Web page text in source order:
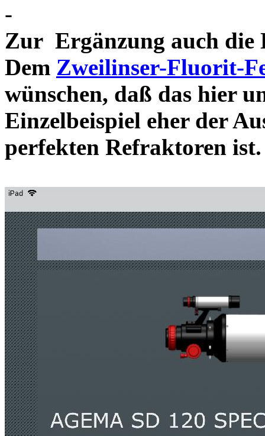
-
Zur Ergänzung auch die
Dem Zweilinser-Fluorit-
wünschen, daß das hier
Einzelbeispiel eher der
perfekten